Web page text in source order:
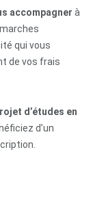
accompagner à
qui vous
de vos frais
d’études en
d’un